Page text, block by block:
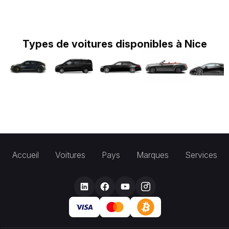
Types de voitures disponibles à Nice
Accueil Voitures Pays Marques Services